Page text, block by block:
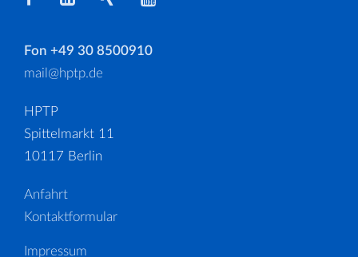
Fon +49 30 8500910
mail@hptp.de
HPTP
Spittelmarkt 11
10117 Berlin
Anfahrt
Kontaktformular
Impressum